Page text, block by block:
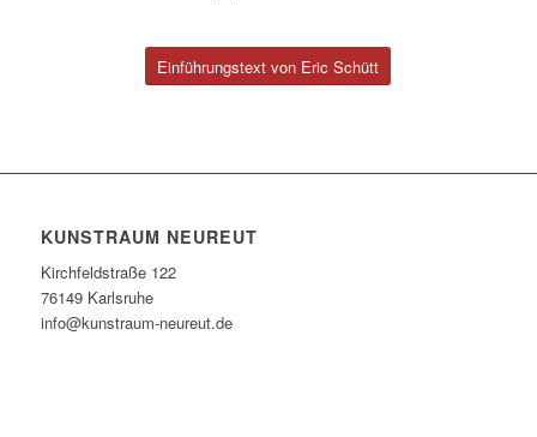
Einführungstext von Eric Schütt
KUNSTRAUM NEUREUT
Kirchfeldstraße 122
76149 Karlsruhe
info@kunstraum-neureut.de